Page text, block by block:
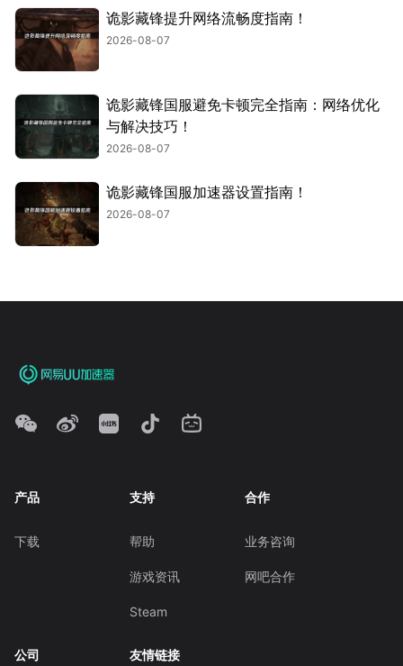
诡影藏锋提升网络流畅度指南！
2026-08-07
诡影藏锋国服避免卡顿完全指南：网络优化
与解决技巧！
2026-08-07
诡影藏锋国服加速器设置指南！
2026-08-07
产品
下载
支持
帮助
游戏资讯
Steam
合作
业务咨询
网吧合作
公司 友情链接